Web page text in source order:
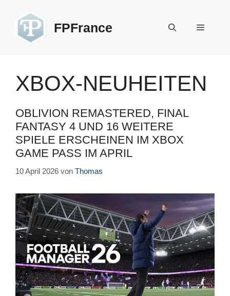
springen
FPFrance Menü
XBOX-NEUHEITEN
OBLIVION REMASTERED, FINAL
FANTASY 4 UND 16 WEITERE
SPIELE ERSCHEINEN IM XBOX
GAME PASS IM APRIL
10 April 2026 von Thomas